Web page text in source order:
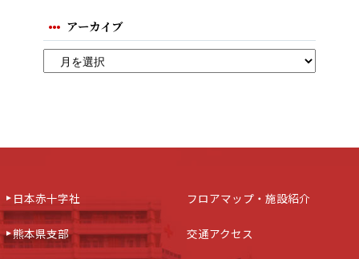
アーカイブ
日本赤十字社
熊本県支部
フロアマップ・施設紹介
交通アクセス